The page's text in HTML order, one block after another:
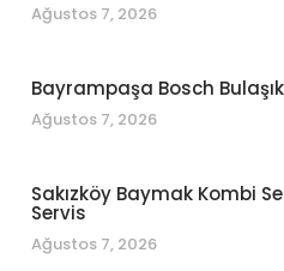
Ağustos 7, 2026
Bayrampaşa Bosch
Ağustos 7, 2026
Sakızköy Baymak Kombi
Servis
Ağustos 7, 2026